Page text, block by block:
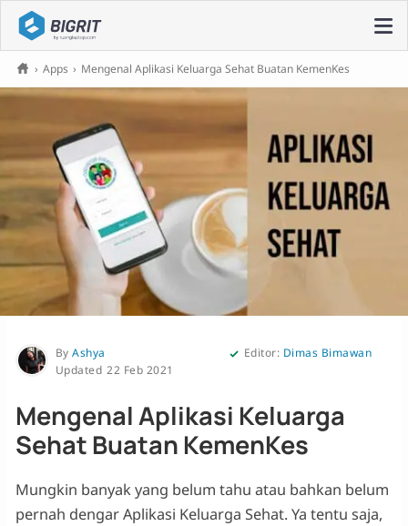
› Apps › Mengenal Aplikasi Keluarga Sehat Buatan KemenKes
ByAshya
22 Feb 2021
Editor: Dimas Bimawan
Mengenal Aplikasi Keluarga
Sehat Buatan KemenKes
Mungkin banyak yang belum tahu atau bahkan belum
pernah dengar Aplikasi Keluarga Sehat. Ya tentu saja,